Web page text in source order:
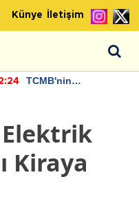
Künye İletişim
TCMB'nin
Elektrik
Kiraya